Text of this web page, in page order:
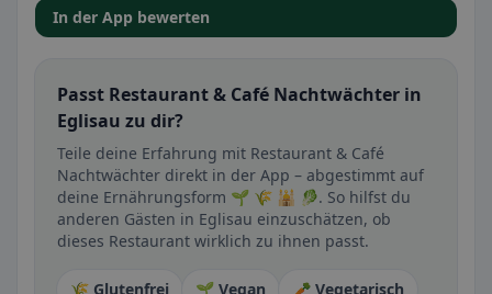
In der App bewerten
Passt Restaurant & Café Nachtwächter in
Eglisau zu dir?
Teile deine Erfahrung mit Restaurant & Café
Nachtwächter direkt in der App – abgestimmt auf
deine Ernährungsform 🌱 🌾 🕌 🥬. So hilfst du
anderen Gästen in Eglisau einzuschätzen, ob
dieses Restaurant wirklich zu ihnen passt.
🌾 Glutenfrei 🌱 Vegan 🥕 Vegetarisch